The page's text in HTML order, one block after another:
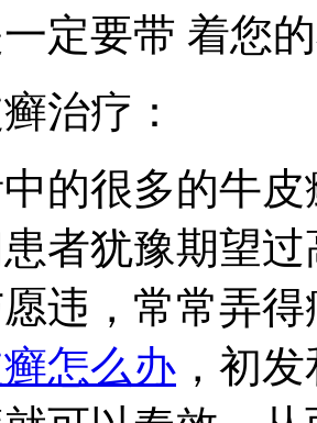
定要带 着您
疗：
很多的牛皮
者犹豫期望
违，常常弄
怎么办 ，初